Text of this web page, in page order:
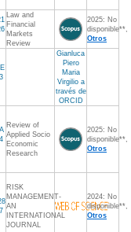
Law and
Financial
Markets
Review
2025: No
disponible**,
Otros
Gianluca
Piero
Maria
Virgilio a
través de
ORCID
Review of
Applied Socio
Economic
Research
2025: No
disponible**,
Otros
RISK
MANAGEMENT-
AN
INTERNATIONAL
JOURNAL
2024: No
disponible**,
Otros